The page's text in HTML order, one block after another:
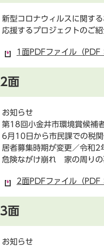
新型コロナウィルスに関す
応援するプロジェクトのご
1面PDFファイル（PDF
2面
お知らせ
第18回小金井市環境賞候補
6月10日から市民課での税
居者募集時期が変更／令和2
危険ながけ崩れ 家の周りの
2面PDFファイル（PDF
3面
お知らせ